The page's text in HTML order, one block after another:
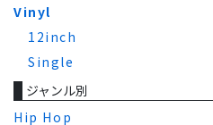
Vinyl
12inch
Single
ジャンル別
Hip Hop